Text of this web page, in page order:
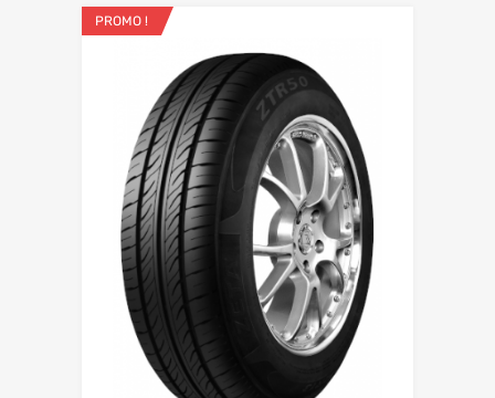
PROMO !